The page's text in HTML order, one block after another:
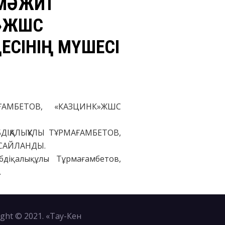
МҮШЕСІ
«КАЗЦИНК»ЖШС
ТҰРМАҒАМБЕТОВ,
Тұрмағамбетов,
© 2021. «Тау-Кен